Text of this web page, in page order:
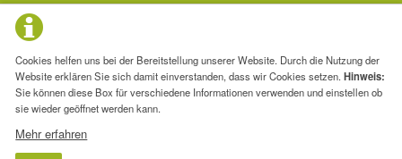
Cookies helfen uns bei der Bereitstellung unserer Website. Durch die Nutzung der
Website erklären Sie sich damit einverstanden, dass wir Cookies setzen.Hinweis:
Sie können diese Box für verschiedene Informationen verwenden und einstellen ob
sie wieder geöffnet werden kann.
Mehr erfahren